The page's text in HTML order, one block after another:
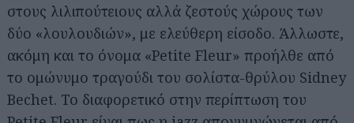
στους λιλιπούτειους αλλά ζεστούς χώρους των
δύο «λουλουδιών», με ελεύθερη είσοδο. Άλλωστε,
ακόμη και το όνομα «Petite Fleur» προήλθε από
το ομώνυμο τραγούδι του σολίστα-θρύλου Sidney
Bechet. Το διαφορετικό στην περίπτωση του